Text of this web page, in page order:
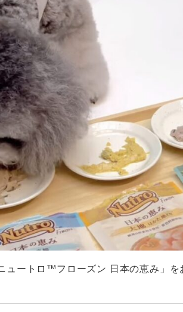
ュートロ™フローズン 日本の恵み」